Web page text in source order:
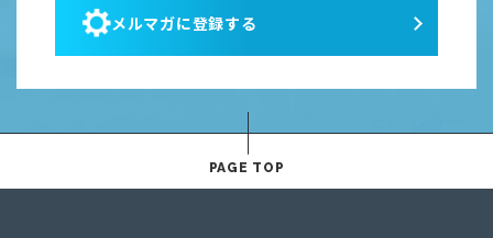
メルマガに登録する
PAGE TOP